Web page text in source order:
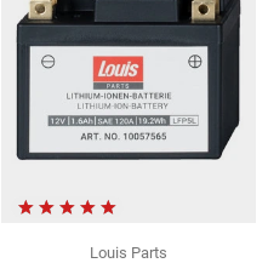
Louis Parts